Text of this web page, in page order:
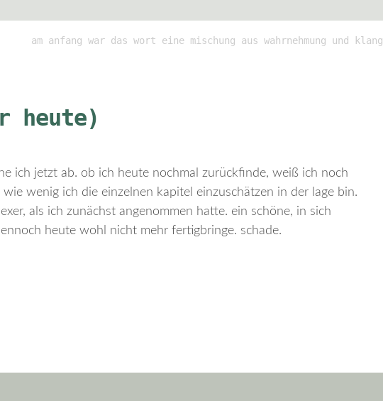
am anfang war das wort eine mischung aus wahrnehmung und klang
heute)
ich jetzt ab. ob ich heute nochmal zurückfinde, weiß ich noch
wenig ich die einzelnen kapitel einzuschätzen in der lage bin.
als ich zunächst angenommen hatte. ein schöne, in sich
heute wohl nicht mehr fertigbringe. schade.